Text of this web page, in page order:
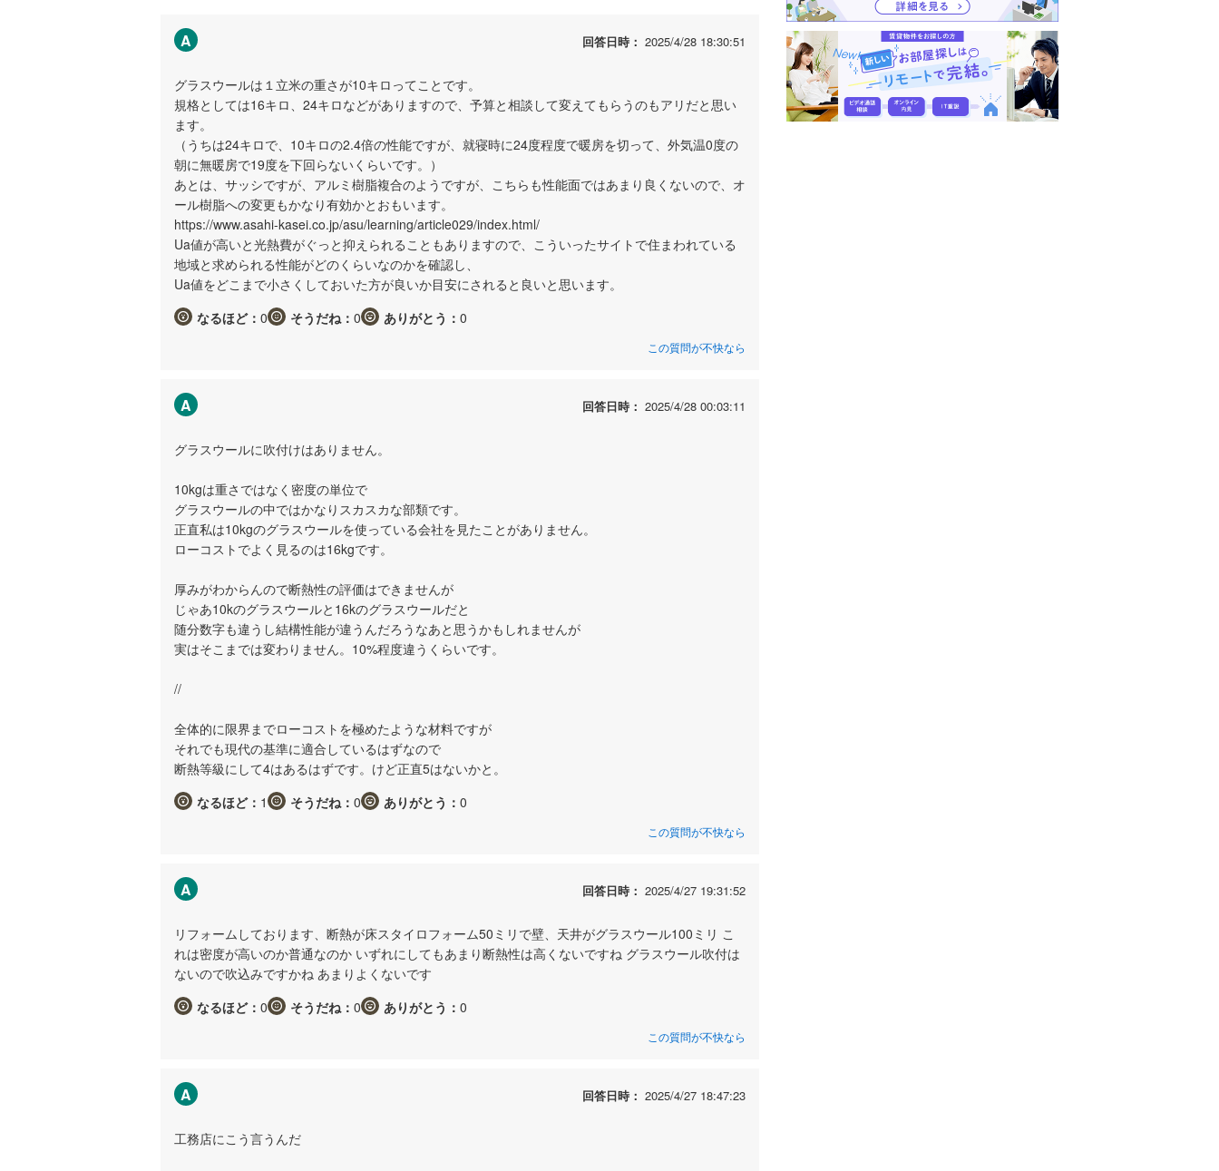
A 回答日時： 2025/4/28 18:30:51
グラスウールは１立米の重さが10キロってことです。
規格としては16キロ、24キロなどがありますので、予算と相談して変えてもらうのもアリだと思い
ます。
（うちは24キロで、10キロの2.4倍の性能ですが、就寝時に24度程度で暖房を切って、外気温0度の
朝に無暖房で19度を下回らないくらいです。）
あとは、サッシですが、アルミ樹脂複合のようですが、こちらも性能面ではあまり良くないので、オ
ール樹脂への変更もかなり有効かとおもいます。
https://www.asahi-kasei.co.jp/asu/learning/article029/index.html/
Ua値が高いと光熱費がぐっと抑えられることもありますので、こういったサイトで住まわれている
地域と求められる性能がどのくらいなのかを確認し、
Ua値をどこまで小さくしておいた方が良いか目安にされると良いと思います。
なるほど： 0 そうだね： 0 ありがとう： 0
この質問が不快なら
A 回答日時： 2025/4/28 00:03:11
グラスウールに吹付けはありません。
10kgは重さではなく密度の単位で
グラスウールの中ではかなりスカスカな部類です。
正直私は10kgのグラスウールを使っている会社を見たことがありません。
ローコストでよく見るのは16kgです。
厚みがわからんので断熱性の評価はできませんが
じゃあ10kのグラスウールと16kのグラスウールだと
随分数字も違うし結構性能が違うんだろうなあと思うかもしれませんが
実はそこまでは変わりません。10%程度違うくらいです。
//
全体的に限界までローコストを極めたような材料ですが
それでも現代の基準に適合しているはずなので
断熱等級にして4はあるはずです。けど正直5はないかと。
なるほど： 1 そうだね： 0 ありがとう： 0
この質問が不快なら
A 回答日時： 2025/4/27 19:31:52
リフォームしております、断熱が床スタイロフォーム50ミリで壁、天井がグラスウール100ミリ こ
れは密度が高いのか普通なのか いずれにしてもあまり断熱性は高くないですね グラスウール吹付は
ないので吹込みですかね あまりよくないです
なるほど： 0 そうだね： 0 ありがとう： 0
この質問が不快なら
A 回答日時： 2025/4/27 18:47:23
工務店にこう言うんだ